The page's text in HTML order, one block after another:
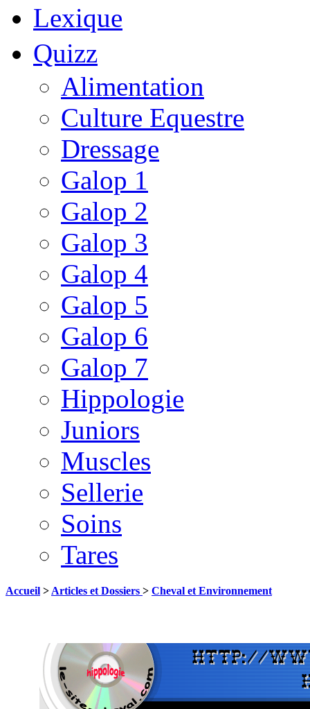
Lexique
Quizz
Alimentation
Culture Equestre
Dressage
Galop 1
Galop 2
Galop 3
Galop 4
Galop 5
Galop 6
Galop 7
Hippologie
Juniors
Muscles
Sellerie
Soins
Tares
Accueil > Articles et Dossiers > Cheval et Environnement